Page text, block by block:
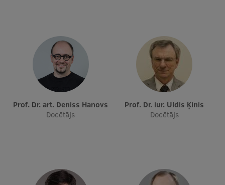
Ilgtspējīga attīstība
Studiju un vides pieejamība
Dati par 2025. gadu
Suvenīri un grāmatas
Prof. Dr. art. Deniss Hanovs
Docētājs
Prof. Dr. iur. Uldis Ķinis
Docētājs